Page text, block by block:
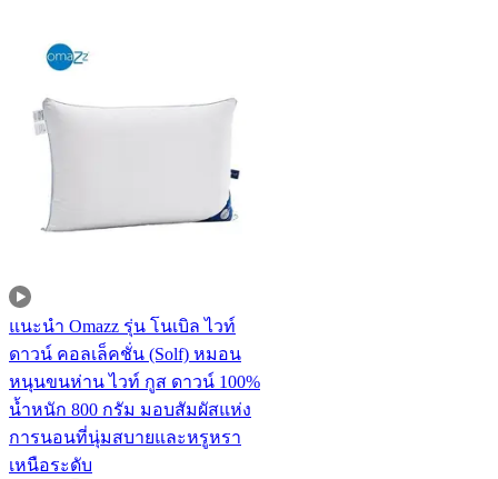
แนะนำ Omazz รุ่น โนเบิล ไวท์
ดาวน์ คอลเล็คชั่น (Solf) หมอน
หนุนขนห่าน ไวท์ กูส ดาวน์ 100%
น้ำหนัก 800 กรัม มอบสัมผัสแห่ง
การนอนที่นุ่มสบายและหรูหรา
เหนือระดับ